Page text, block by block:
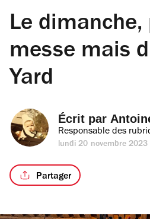
Le dimanche,
messe mais
Yard
Écrit par
Responsable des
lundi 20 novembre 2023
Partager